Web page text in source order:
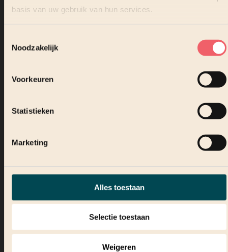
basis van uw gebruik van hun services.
Noodzakelijk
Voorkeuren
Statistieken
Marketing
Alles toestaan
Selectie toestaan
Weigeren
NIEUWS